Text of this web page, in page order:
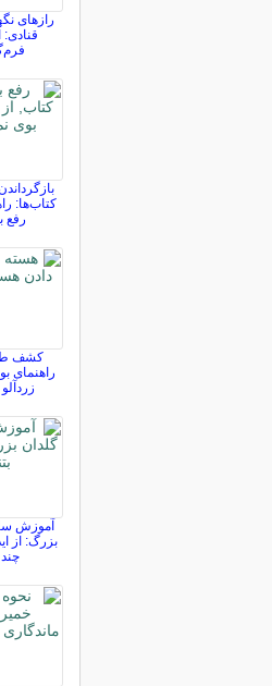
رازهای
قنادی:
کتاب‌ها:
رفع
کشف
راهنمای
آموزش
بزرگ: از